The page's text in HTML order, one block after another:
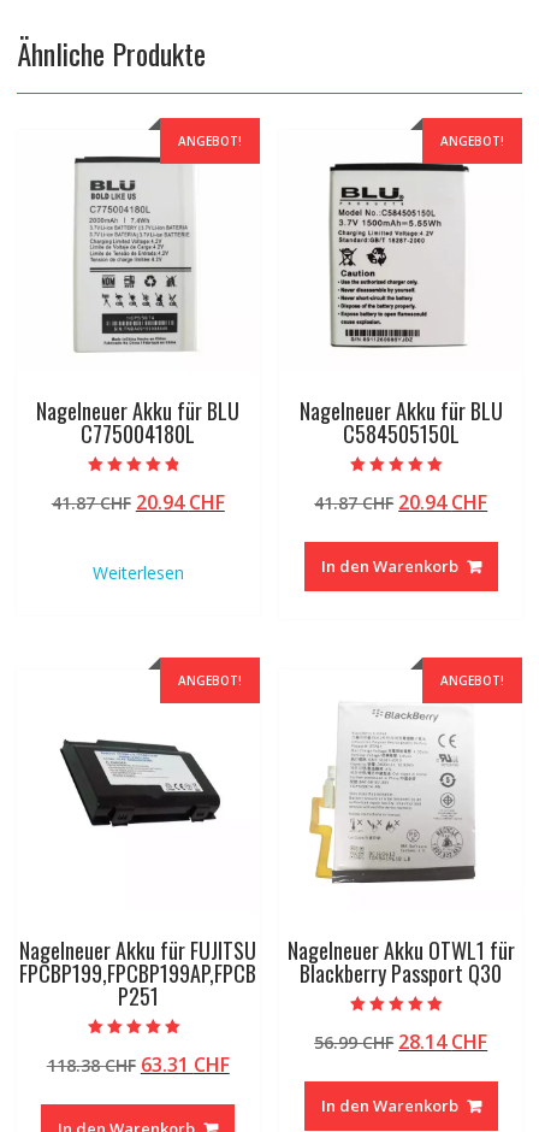
Ähnliche Produkte
ANGEBOT!
Nagelneuer Akku für BLU
C775004180L
4.50
von 5
41.87CHF Ursprünglicher
41.87 CHF
20.94CHFAktueller
Weiterlesen
ANGEBOT!
Nagelneuer Akku für BLU
C584505150L
5.00
von 5
41.87CHF Ursprünglicher
war:
41.87 CHF
20.94CHF
In den Warenkorb
ANGEBOT!
Nagelneuer Akku für FUJITSU
FPCBP199,FPCBP199AP,FPCB
P251
5.00
von 5
118.38CHF Ursprünglicher
war:
63.31 CHFAktueller
ANGEBOT!
Nagelneuer Akku OTWL1 für
Blackberry Passport Q30
4.50
von 5
56.99CHF Ursprünglicher
war:
56.99 CHF
28.14CHF
In den Warenkorb